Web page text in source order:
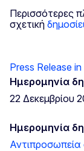
Περισσότερες
σχετική
Press Release
Ημερομηνία
22 Δεκεμβρίου
Ημερομηνία